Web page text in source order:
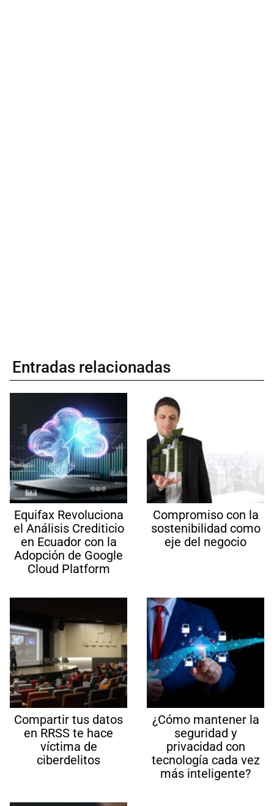
Entradas relacionadas
Equifax Revoluciona
el Análisis Crediticio
en Ecuador con la
Adopción de Google
Cloud Platform
Compromiso con la
sostenibilidad como
eje del negocio
Compartir tus datos
en RRSS te hace
víctima de
ciberdelitos
¿Cómo mantener la
seguridad y
privacidad con
tecnología cada vez
más inteligente?